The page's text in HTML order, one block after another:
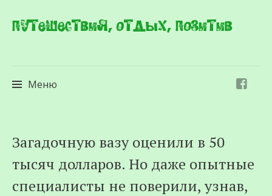
Путешествия, отдых, позитив
Меню
к
содержимому
Загадочную вазу оценили в 50
тысяч долларов. Но даже опытные
специалисты не поверили, узнав,